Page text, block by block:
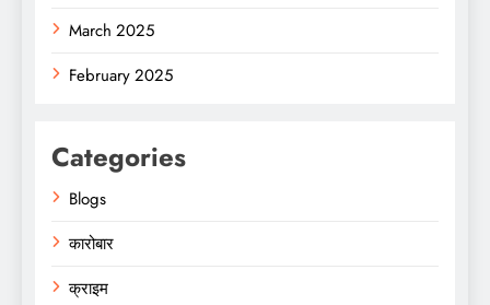
March 2025
February 2025
Categories
Blogs
कारोबार
क्राइम